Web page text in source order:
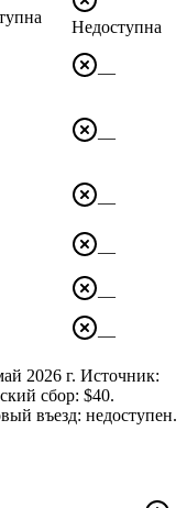
Недоступна
—
—
—
—
—
—
2026 г. Источник:
сбор: $40.
въезд: недоступен.